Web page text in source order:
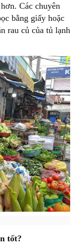
Các chuyên
bằng giấy hoặc
rau củ của tủ lạnh
tốt?